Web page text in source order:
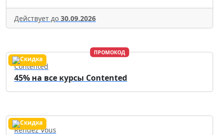
Действует до 30.09.2026
ПРОМОКОД
Contented
45% на все курсы Contented
Rendez Vous